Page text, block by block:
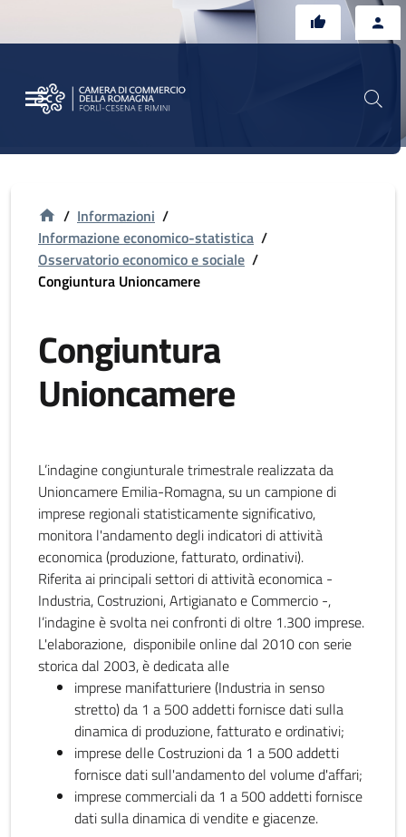
/ Informazioni /
Informazione economico-statistica /
Osservatorio economico e sociale /
Congiuntura Unioncamere
Congiuntura
Unioncamere
L’indagine congiunturale trimestrale realizzata da
Unioncamere Emilia-Romagna, su un campione di
imprese regionali statisticamente significativo,
monitora l'andamento degli indicatori di attività
economica (produzione, fatturato, ordinativi).
Riferita ai principali settori di attività economica -
Industria, Costruzioni, Artigianato e Commercio -,
l’indagine è svolta nei confronti di oltre 1.300 imprese.
L'elaborazione, disponibile online dal 2010 con serie
storica dal 2003, è dedicata alle
imprese manifatturiere (Industria in senso
stretto) da 1 a 500 addetti fornisce dati sulla
dinamica di produzione, fatturato e ordinativi;
imprese delle Costruzioni da 1 a 500 addetti
fornisce dati sull'andamento del volume d'affari;
imprese commerciali da 1 a 500 addetti fornisce
dati sulla dinamica di vendite e giacenze.